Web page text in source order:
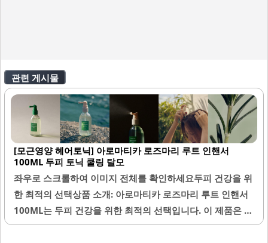
관련 게시물
[모근영양 헤어토닉] 아로마티카 로즈마리 루트 인핸서
100ML 두피 토닉 쿨링 탈모
좌우로 스크롤하여 이미지 전체를 확인하세요두피 건강을 위
한 최적의 선택상품 소개: 아로마티카 로즈마리 루트 인핸서
100ML는 두피 건강을 위한 최적의 선택입니다. 이 제품은 쿨
링 효과가 뛰어나며, 사용 시 즉각적으로 시원한 느낌을 제공